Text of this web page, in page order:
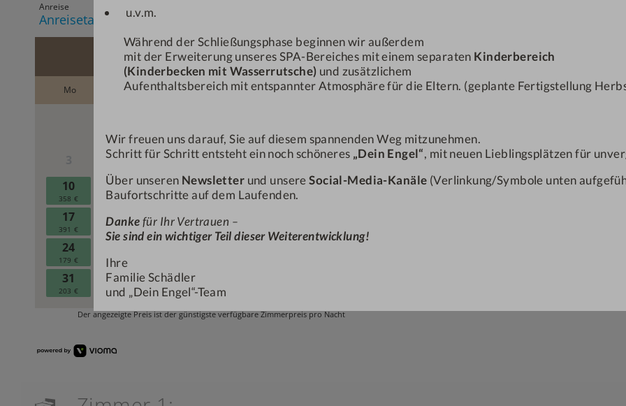
u.v.m.
Während der Schließungsphase beginnen wir außerdem
mit der Erweiterung unseres SPA-Bereiches mit einem separaten Kinderbereich
(Kinderbecken mit Wasserrutsche) und zusätzlichem
Aufenthaltsbereich mit entspannter Atmosphäre für die Eltern. (geplante Fertigstellung
Wir freuen uns darauf, Sie auf diesem spannenden Weg mitzunehmen.
Schritt für Schritt entsteht ein noch schöneres „Dein Engel“, mit neuen Lieblingsplätzen für
Über unseren Newsletter und unsereSocial-Media-Kanäle (Verlinkung/Symbole unten
Baufortschritte auf dem Laufenden.
Dankefür Ihr Vertrauen –
Sie sind ein wichtiger Teil dieser Weiterentwicklung!
Ihre
Familie Schädler
und „Dein Engel“-Team